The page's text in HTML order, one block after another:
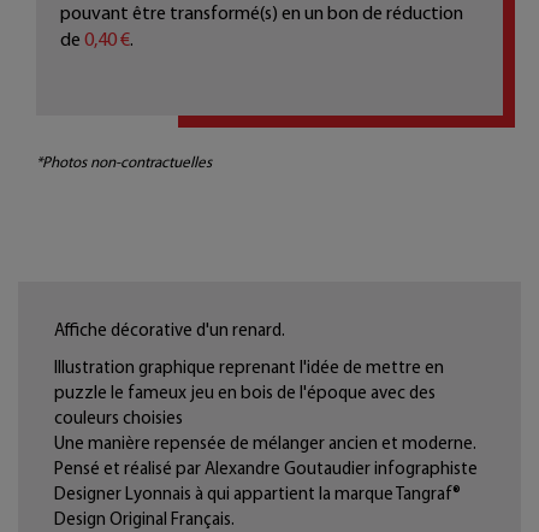
pouvant être transformé(s) en un bon de réduction
de 0,40 €.
*Photos non-contractuelles
Affiche décorative d'un renard.
Illustration graphique reprenant l'idée de mettre en
puzzle le fameux jeu en bois de l'époque avec des
couleurs choisies
Une manière repensée de mélanger ancien et moderne.
Pensé et réalisé par Alexandre Goutaudier infographiste
Designer Lyonnais à qui appartient la marque Tangraf®
Design Original Français.